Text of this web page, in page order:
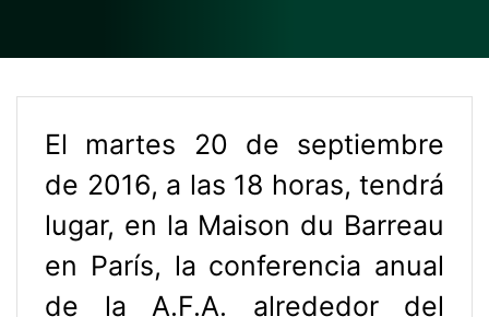
El martes 20 de septiembre
de 2016, a las 18 horas, tendrá
lugar, en la Maison du Barreau
en París, la conferencia anual
de la A.F.A. alrededor del